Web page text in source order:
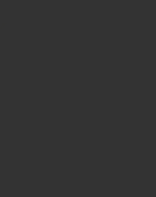
Or Someone Like You Eau de Parfum